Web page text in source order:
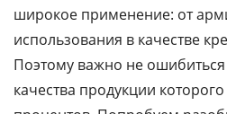
широкое применение: от
использования в качестве
Поэтому важно не
качества продукции